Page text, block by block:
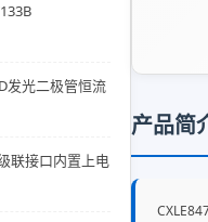
发光二极管恒流
联接口内置上电
产品简